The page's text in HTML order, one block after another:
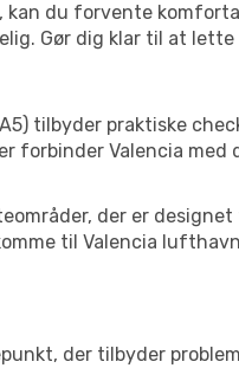
du forvente
Gør dig klar til at lette
tilbyder praktiske
forbinder Valencia med
der er
til Valencia
der tilbyder